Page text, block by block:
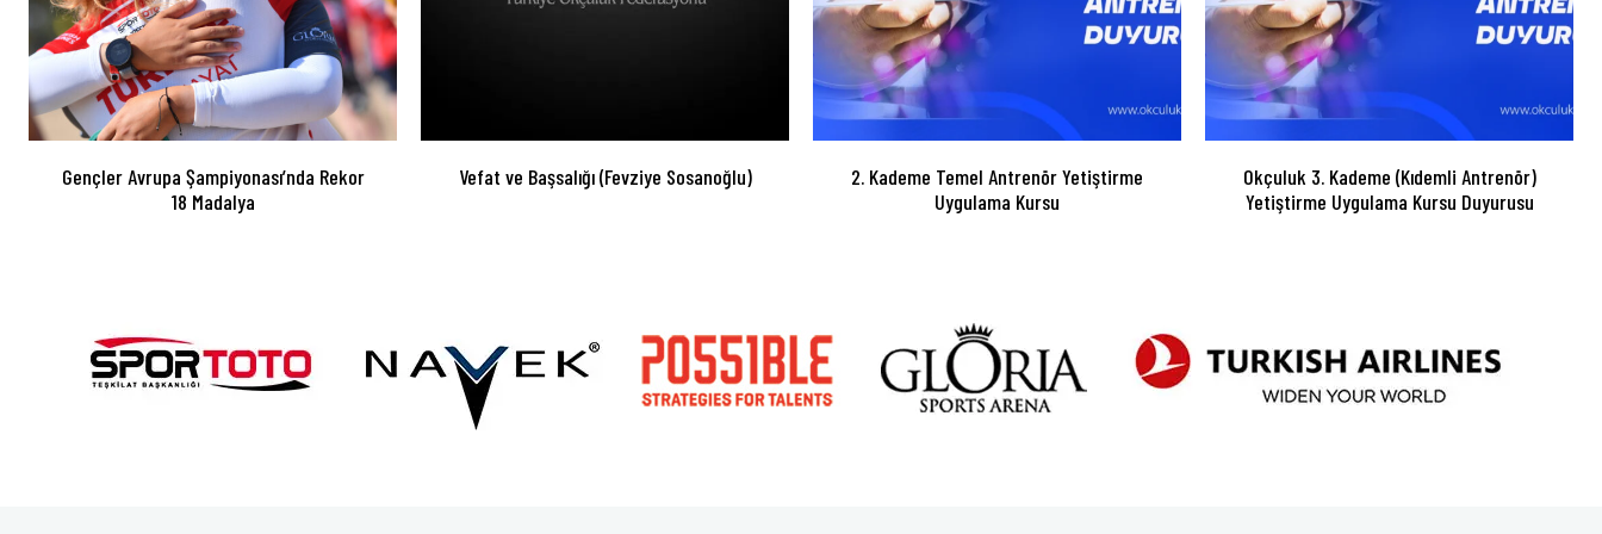
Gençler Avrupa Şampiyonası’nda Rekor
18 Madalya
Vefat ve Başsalığı (Fevziye Sosanoğlu)
2. Kademe Temel Antrenör Yetiştirme
Uygulama Kursu
Okçuluk 3. Kademe (Kıdemli Antrenör)
Yetiştirme Uygulama Kursu Duyurusu